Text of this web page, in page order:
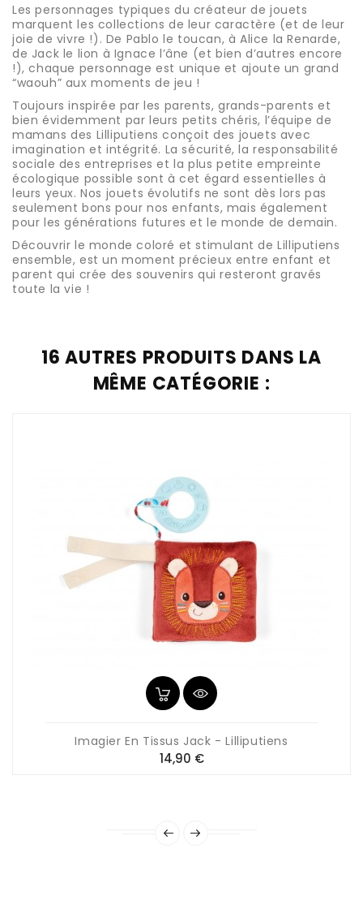
Les personnages typiques du créateur de jouets
marquent les collections de leur caractère (et de leur
joie de vivre !). De Pablo le toucan, à Alice la Renarde,
de Jack le lion à Ignace l’âne (et bien d’autres encore
!), chaque personnage est unique et ajoute un grand
“waouh” aux moments de jeu !
Toujours inspirée par les parents, grands-parents et
bien évidemment par leurs petits chéris, l’équipe de
mamans des Lilliputiens conçoit des jouets avec
imagination et intégrité. La sécurité, la responsabilité
sociale des entreprises et la plus petite empreinte
écologique possible sont à cet égard essentielles à
leurs yeux. Nos jouets évolutifs ne sont dès lors pas
seulement bons pour nos enfants, mais également
pour les générations futures et le monde de demain.
Découvrir le monde coloré et stimulant de Lilliputiens
ensemble, est un moment précieux entre enfant et
parent qui crée des souvenirs qui resteront gravés
toute la vie !
16 AUTRES PRODUITS DANS LA
MÊME CATÉGORIE :
Imagier En Tissus Jack - Lilliputiens
14,90 €Prix